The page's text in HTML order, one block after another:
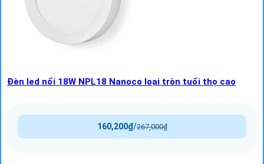
Đèn led nổi 18W NPL18 Nanoco loại tròn tuổi thọ cao
267,000₫
/
160,200₫